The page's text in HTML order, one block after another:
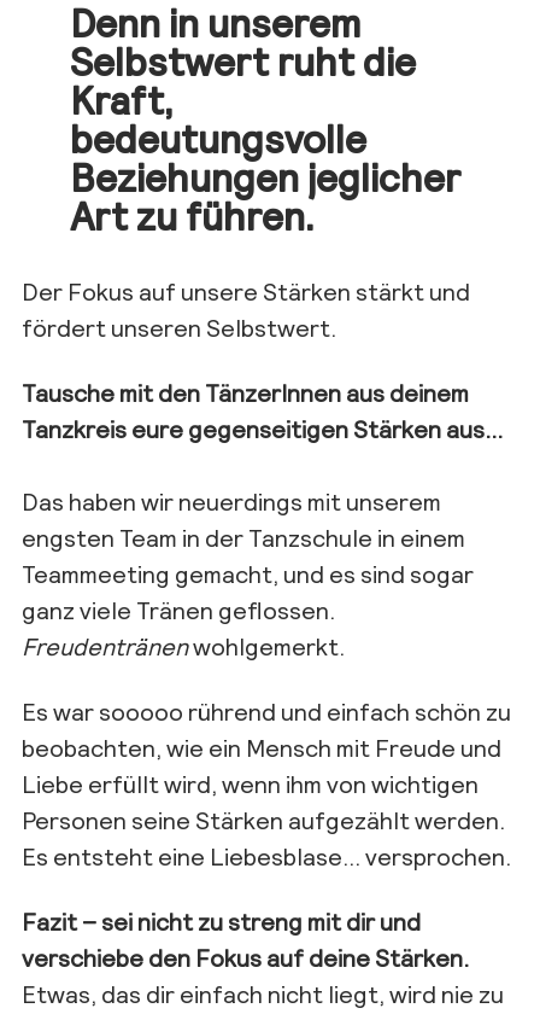
Denn in unserem
Selbstwert ruht die
Kraft,
bedeutungsvolle
Beziehungen jeglicher
Art zu führen.
Der Fokus auf unsere Stärken stärkt und
fördert unseren Selbstwert.
Tausche mit den TänzerInnen aus deinem
Tanzkreis eure gegenseitigen Stärken aus…
Das haben wir neuerdings mit unserem
engsten Team in der Tanzschule in einem
Teammeeting gemacht, und es sind sogar
ganz viele Tränen geflossen.
Freudentränenwohlgemerkt.
Es war sooooo rührend und einfach schön zu
beobachten, wie ein Mensch mit Freude und
Liebe erfüllt wird, wenn ihm von wichtigen
Personen seine Stärken aufgezählt werden.
Es entsteht eine Liebesblase… versprochen.
Fazit – sei nicht zu streng mit dir und
verschiebe den Fokus auf deine Stärken.
Etwas, das dir einfach nicht liegt, wird nie zu